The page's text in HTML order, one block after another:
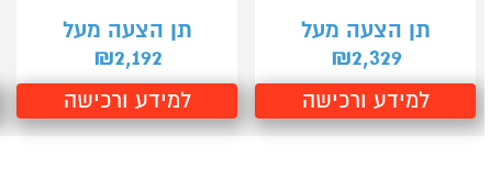
תן הצעה מעל
₪2,329
למידע ורכישה
תן הצעה מעל
₪2,192
למידע ורכישה